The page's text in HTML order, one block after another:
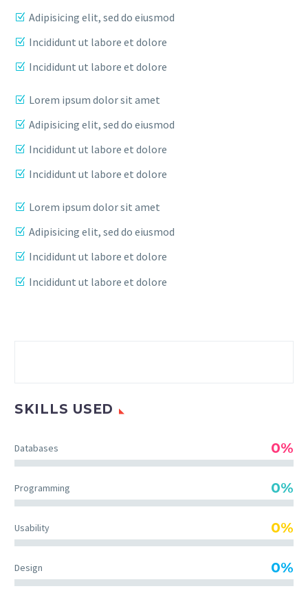
Adipisicing elit, sed do eiusmod
Incididunt ut labore et dolore
Incididunt ut labore et dolore
Lorem ipsum dolor sit amet
Adipisicing elit, sed do eiusmod
Incididunt ut labore et dolore
Incididunt ut labore et dolore
Lorem ipsum dolor sit amet
Adipisicing elit, sed do eiusmod
Incididunt ut labore et dolore
Incididunt ut labore et dolore
SKILLS USED
Databases 0%
Programming 0%
Usability 0%
Design 0%